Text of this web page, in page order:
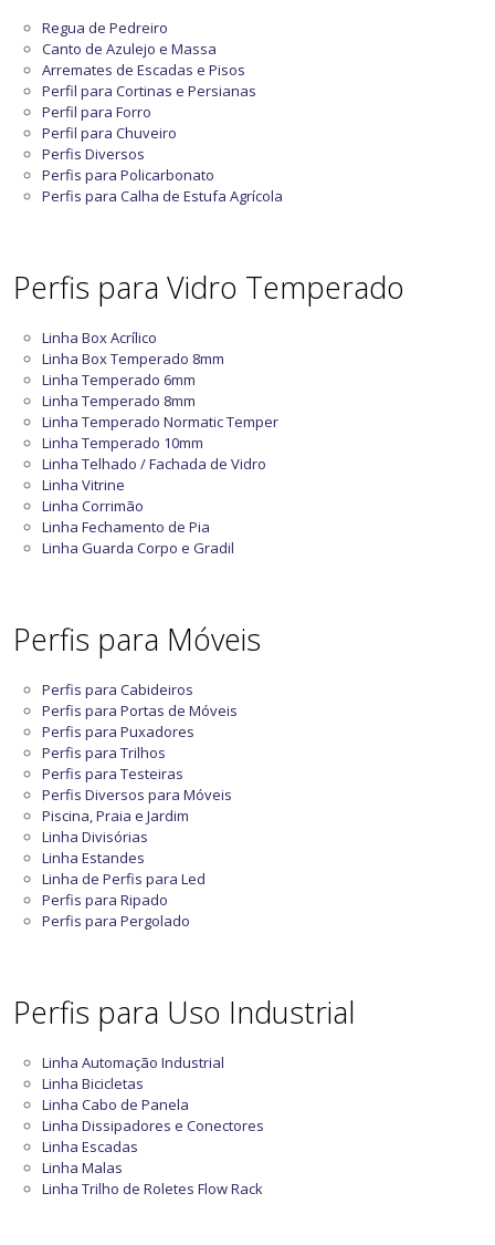
Regua de Pedreiro
Canto de Azulejo e Massa
Arremates de Escadas e Pisos
Perfil para Cortinas e Persianas
Perfil para Forro
Perfil para Chuveiro
Perfis Diversos
Perfis para Policarbonato
Perfis para Calha de Estufa Agrícola
Perfis para Vidro Temperado
Linha Box Acrílico
Linha Box Temperado 8mm
Linha Temperado 6mm
Linha Temperado 8mm
Linha Temperado Normatic Temper
Linha Temperado 10mm
Linha Telhado / Fachada de Vidro
Linha Vitrine
Linha Corrimão
Linha Fechamento de Pia
Linha Guarda Corpo e Gradil
Perfis para Móveis
Perfis para Cabideiros
Perfis para Portas de Móveis
Perfis para Puxadores
Perfis para Trilhos
Perfis para Testeiras
Perfis Diversos para Móveis
Piscina, Praia e Jardim
Linha Divisórias
Linha Estandes
Linha de Perfis para Led
Perfis para Ripado
Perfis para Pergolado
Perfis para Uso Industrial
Linha Automação Industrial
Linha Bicicletas
Linha Cabo de Panela
Linha Dissipadores e Conectores
Linha Escadas
Linha Malas
Linha Trilho de Roletes Flow Rack